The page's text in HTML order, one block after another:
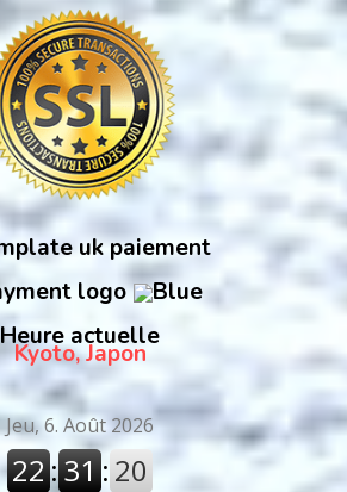
Heure actuelle
Kyoto, Japon